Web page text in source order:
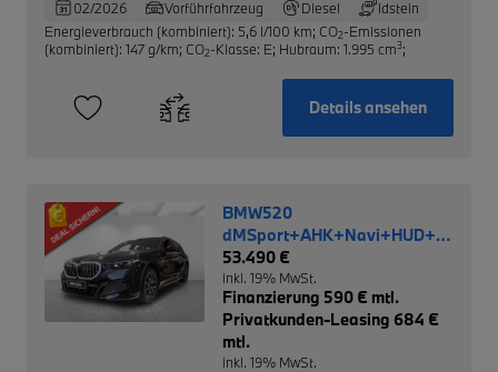
02/2026
Vorführfahrzeug Diesel
Idstein
Energieverbrauch (kombiniert): 5,6 l/100 km; CO2-Emissionen
(kombiniert): 147 g/km; CO2-Klasse: E; Hubraum: 1.995 cm3;
Details ansehen
BMW520
NP 77.140,-
53.490 €
inkl. 19% MwSt.
Finanzierung 590 € mtl.
Privatkunden-Leasing 684 €
mtl.
inkl. 19% MwSt.